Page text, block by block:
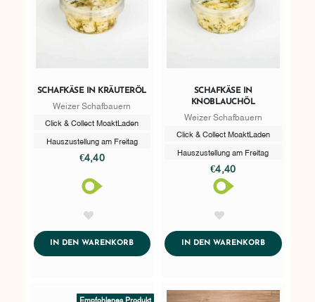
SCHAFKÄSE IN KRÄUTERÖL
Weizer Schafbauern
Click & Collect MoaktLaden
Hauszustellung am Freitag
€4,40
IN DEN WARENKORBADDTOCART
SCHAFKÄSE IN
KNOBLAUCHÖL
Weizer Schafbauern
Click & Collect MoaktLaden
Hauszustellung am Freitag
€4,40
IN DEN WARENKORBADDTOCART
Empfohlenes Produkt